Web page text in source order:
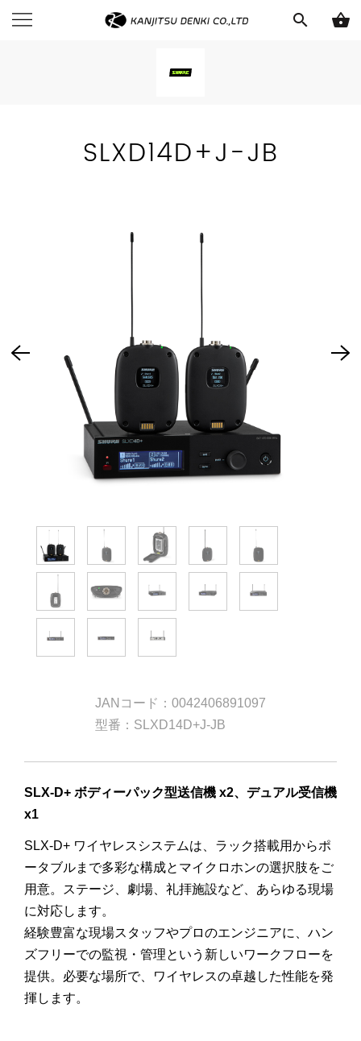
search shopping_basket
SLXD14D+J-JB
JANコード：0042406891097
型番：SLXD14D+J-JB
SLX-D+ ボディーパック型送信機 x2、デュアル受信機
x1
SLX-D+ ワイヤレスシステムは、ラック搭載用からポ
ータブルまで多彩な構成とマイクロホンの選択肢をご
用意。ステージ、劇場、礼拝施設など、あらゆる現場
に対応します。
経験豊富な現場スタッフやプロのエンジニアに、ハン
ズフリーでの監視・管理という新しいワークフローを
提供。必要な場所で、ワイヤレスの卓越した性能を発
揮します。